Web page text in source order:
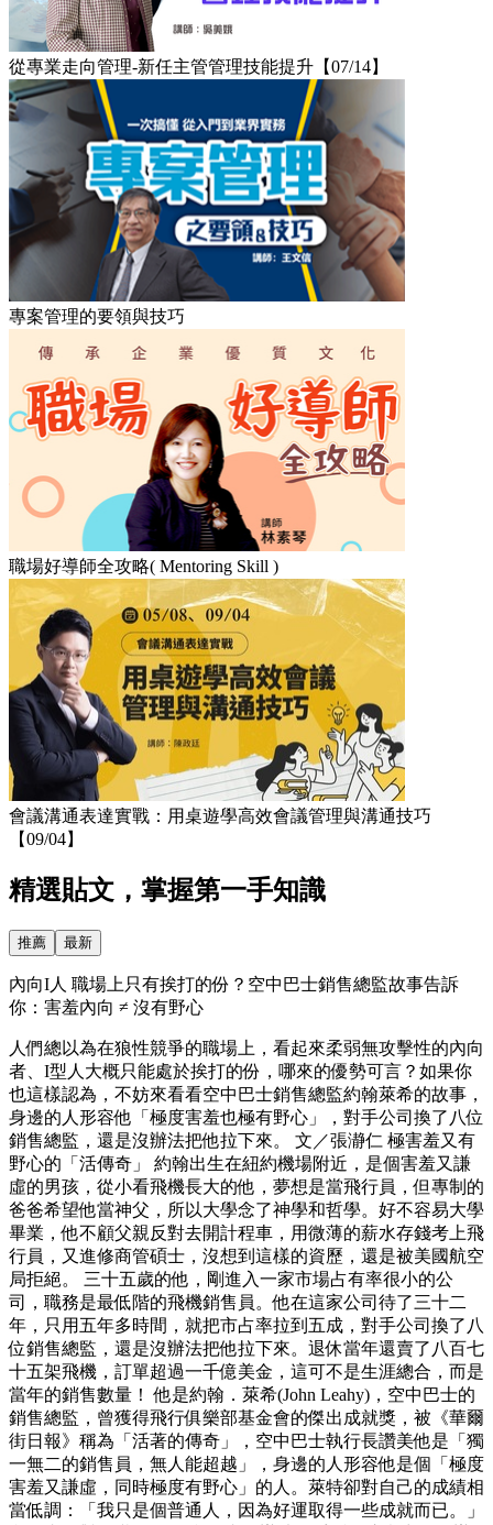
從專業走向管理-新任主管管理技能提升【07/14】
專案管理的要領與技巧
職場好導師全攻略( Mentoring Skill )
會議溝通表達實戰：用桌遊學高效會議管理與溝通技巧
【09/04】
精選貼文，掌握第一手知識
推薦 最新
內向I人 職場上只有挨打的份？空中巴士銷售總監故事告訴
你：害羞內向 ≠ 沒有野心
人們總以為在狼性競爭的職場上，看起來柔弱無攻擊性的內向
者、I型人大概只能處於挨打的份，哪來的優勢可言？如果你
也這樣認為，不妨來看看空中巴士銷售總監約翰萊希的故事，
身邊的人形容他「極度害羞也極有野心」，對手公司換了八位
銷售總監，還是沒辦法把他拉下來。 文／張瀞仁 極害羞又有
野心的「活傳奇」 約翰出生在紐約機場附近，是個害羞又謙
虛的男孩，從小看飛機長大的他，夢想是當飛行員，但專制的
爸爸希望他當神父，所以大學念了神學和哲學。好不容易大學
畢業，他不顧父親反對去開計程車，用微薄的薪水存錢考上飛
行員，又進修商管碩士，沒想到這樣的資歷，還是被美國航空
局拒絕。 三十五歲的他，剛進入一家市場占有率很小的公
司，職務是最低階的飛機銷售員。他在這家公司待了三十二
年，只用五年多時間，就把市占率拉到五成，對手公司換了八
位銷售總監，還是沒辦法把他拉下來。退休當年還賣了八百七
十五架飛機，訂單超過一千億美金，這可不是生涯總合，而是
當年的銷售數量！ 他是約翰．萊希(John Leahy)，空中巴士的
銷售總監，曾獲得飛行俱樂部基金會的傑出成就獎，被《華爾
街日報》稱為「活著的傳奇」，空中巴士執行長讚美他是「獨
一無二的銷售員，無人能超越」，身邊的人形容他是個「極度
害羞又謙虛，同時極度有野心」的人。萊特卻對自己的成績相
當低調：「我只是個普通人，因為好運取得一些成就而已。」